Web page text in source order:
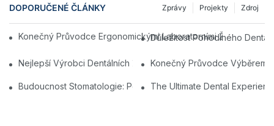
DOPORUČENÉ ČLÁNKY Zdroj
Projekty
Zprávy
Konečný Průvodce Ergonomickými Laboratorními Židlemi A
Důležitost Pohodlného
Nejlepší Výrobci Dentálních Židlí V Číně: Inovace A Kvalita
Konečný Průvodce Výběrem
Budoucnost Stomatologie: Personalizované Moderní Zubní
The Ultimate Dental